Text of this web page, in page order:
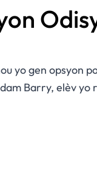
yo gen opsyon
Barry, elèv yo